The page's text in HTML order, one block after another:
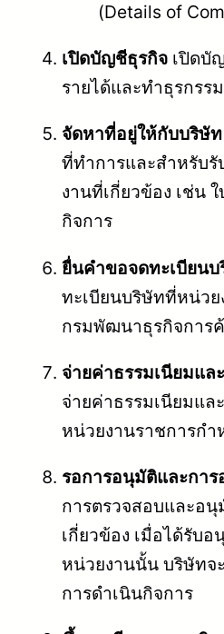
(Details of
เปิดบัญชีธุรกิจ เปิดบั
รายได้และทำธุรกรร
จัดหาที่อยู่ให้กับบริษัท
ที่ทำการและสำหรับรั
งานที่เกี่ยวข้อง เช่น
กิจการ
ยื่นคำขอจดทะเบียน
ทะเบียนบริษัทที่หน่วย
กรมพัฒนาธุรกิจการ
จ่ายค่าธรรมเนียมแล
จ่ายค่าธรรมเนียมแ
หน่วยงานราชการกำ
รอการอนุมัติและกา
การตรวจสอบและอ
เกี่ยวข้อง เมื่อได้รับ
หน่วยงานนั้น บริษัทจ
การดำเนินกิจการ